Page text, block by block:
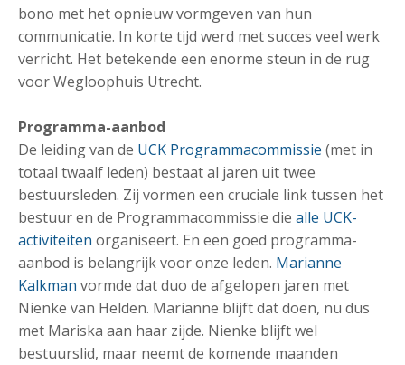
bono met het opnieuw vormgeven van hun
communicatie. In korte tijd werd met succes veel werk
verricht. Het betekende een enorme steun in de rug
voor Wegloophuis Utrecht.
Programma-aanbod
De leiding van de UCK Programmacommissie (met in
totaal twaalf leden) bestaat al jaren uit twee
bestuursleden. Zij vormen een cruciale link tussen het
bestuur en de Programmacommissie die alle UCK-
activiteiten organiseert. En een goed programma-
aanbod is belangrijk voor onze leden. Marianne
Kalkman vormde dat duo de afgelopen jaren met
Nienke van Helden. Marianne blijft dat doen, nu dus
met Mariska aan haar zijde. Nienke blijft wel
bestuurslid, maar neemt de komende maanden